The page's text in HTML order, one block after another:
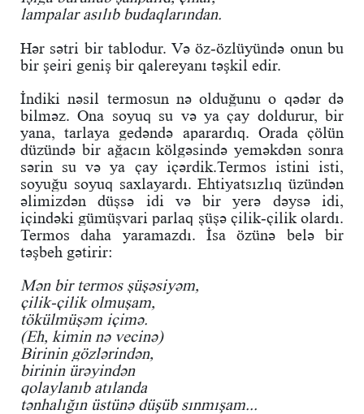
lampalar asılıb budaqlarından.
Hər sətri bir tablodur. Və öz-özlüyündə onun bu
bir şeiri geniş bir qalereyanı təşkil edir.
İndiki nəsil termosun nə olduğunu o qədər də
bilməz. Ona soyuq su və ya çay doldurur, bir
yana, tarlaya gedəndə aparardıq. Orada çölün
düzündə bir ağacın kölgəsində yeməkdən sonra
sərin su və ya çay içərdik.Termos istini isti,
soyuğu soyuq saxlayardı. Ehtiyatsızlıq üzündən
əlimizdən düşsə idi və bir yerə dəysə idi,
içindəki gümüşvari parlaq şüşə çilik-çilik olardı.
Termos daha yaramazdı. İsa özünə belə bir
təşbeh gətirir:
Mən bir termos şüşəsiyəm,
çilik-çilik olmuşam,
tökülmüşəm içimə.
(Eh, kimin nə vecinə)
Birinin gözlərindən,
birinin ürəyindən
qolaylanıb atılanda
tənhalığın üstünə düşüb sınmışam...